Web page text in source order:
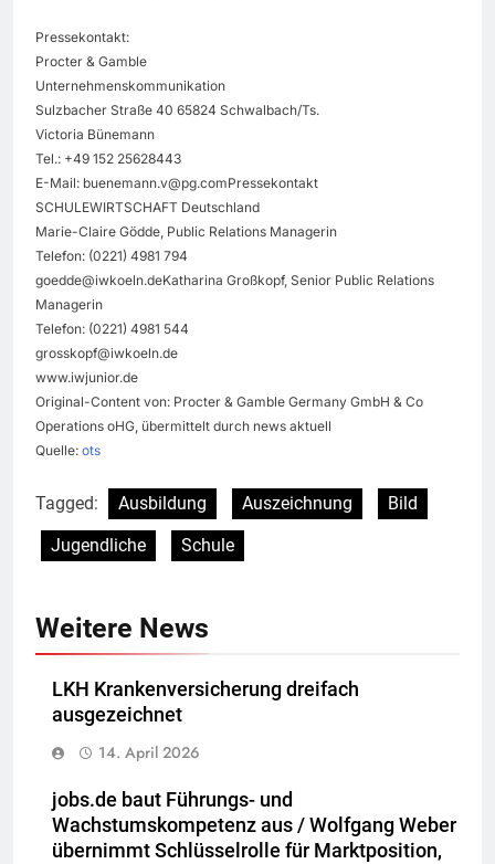
Pressekontakt:
Procter & Gamble
Unternehmenskommunikation
Sulzbacher Straße 40 65824 Schwalbach/Ts.
Victoria Bünemann
Tel.: +49 152 25628443
E-Mail: buenemann.v@pg.comPressekontakt
SCHULEWIRTSCHAFT Deutschland
Marie-Claire Gödde, Public Relations Managerin
Telefon: (0221) 4981 794
goedde@iwkoeln.deKatharina Großkopf, Senior Public Relations
Managerin
Telefon: (0221) 4981 544
grosskopf@iwkoeln.de
www.iwjunior.de
Original-Content von: Procter & Gamble Germany GmbH & Co
Operations oHG, übermittelt durch news aktuell
Quelle: ots
Tagged: Ausbildung Auszeichnung
Bild
Jugendliche
Schule
Weitere News
LKH Krankenversicherung dreifach
ausgezeichnet
14. April 2026
jobs.de baut Führungs- und
Wachstumskompetenz aus / Wolfgang Weber
übernimmt Schlüsselrolle für Marktposition,